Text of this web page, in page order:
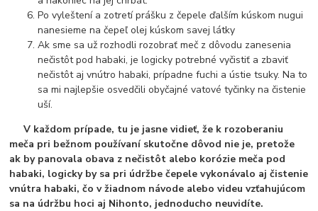
Po vyleštení a zotretí prášku z čepele ďalším kúskom nugui
nanesieme na čepeľ olej kúskom savej látky
Ak sme sa už rozhodli rozobrať meč z dôvodu zanesenia
nečistôt pod habaki, je logicky potrebné vyčistiť a zbaviť
nečistôt aj vnútro habaki, prípadne fuchi a ústie tsuky. Na to
sa mi najlepšie osvedčili obyčajné vatové tyčinky na čistenie
uší.
V každom prípade, tu je jasne vidieť, že k rozoberaniu
meča pri bežnom používaní skutočne dôvod nie je, pretože
ak by panovala obava z nečistôt alebo korózie meča pod
habaki, logicky by sa pri údržbe čepele vykonávalo aj čistenie
vnútra habaki, čo v žiadnom návode alebo videu vzťahujúcom
sa na údržbu hoci aj Nihonto, jednoducho neuvidíte.